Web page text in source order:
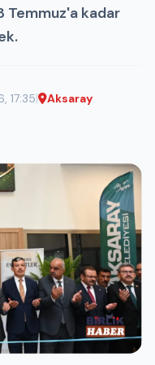
Temmuz'a kadar
17:35| Aksaray